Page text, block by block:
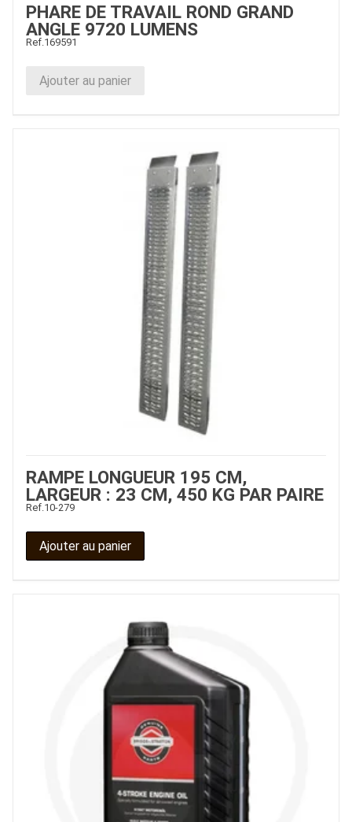
PHARE DE TRAVAIL ROND GRAND
ANGLE 9720 LUMENS
Ref. 169591
Ajouter au panier
RAMPE LONGUEUR 195 CM,
LARGEUR : 23 CM, 450 KG PAR PAIRE
Ref. 10-279
Ajouter au panier